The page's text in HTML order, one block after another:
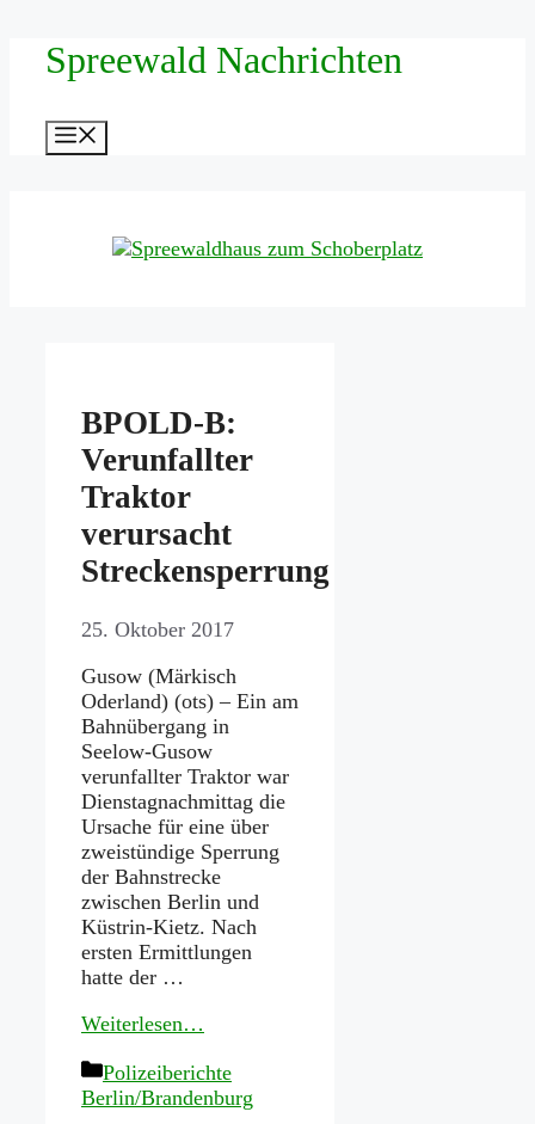
Zum
InhaltSpreewald Nachrichten
BPOLD-B:
Verunfallter
Traktor
verursacht
Streckensperrung
25. Oktober 2017
Gusow (Märkisch
Oderland) (ots) – Ein am
Bahnübergang in
Seelow-Gusow
verunfallter Traktor war
Dienstagnachmittag die
Ursache für eine über
zweistündige Sperrung
der Bahnstrecke
zwischen Berlin und
Küstrin-Kietz. Nach
ersten Ermittlungen
hatte der …
Weiterlesen…
Kategorien
Polizeiberichte
Berlin/Brandenburg